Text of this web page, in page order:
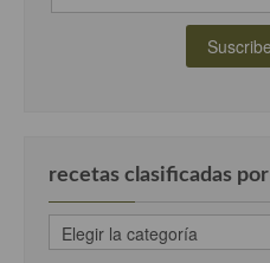
recetas clasificadas
recetas
clasificadas